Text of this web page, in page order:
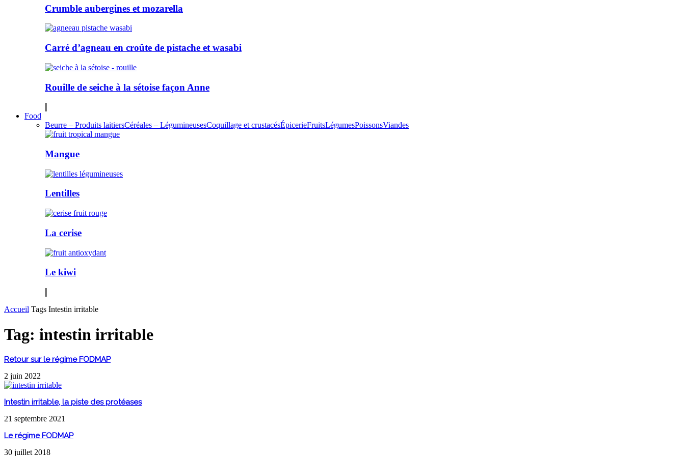
Crumble aubergines et mozarella
Carré d’agneau en croûte de pistache et wasabi
Rouille de seiche à la sétoise façon Anne
Food
Beurre – Produits laitiersCéréales – LégumineusesCoquillage et crustacésÉpicerieFruitsLégumesPoissonsViandes
Mangue
Lentilles
La cerise
Le kiwi
Accueil Tags Intestin irritable
Tag: intestin irritable
Retour sur le régime FODMAP
2 juin 2022
Intestin irritable, la piste des protéases
21 septembre 2021
Le régime FODMAP
30 juillet 2018